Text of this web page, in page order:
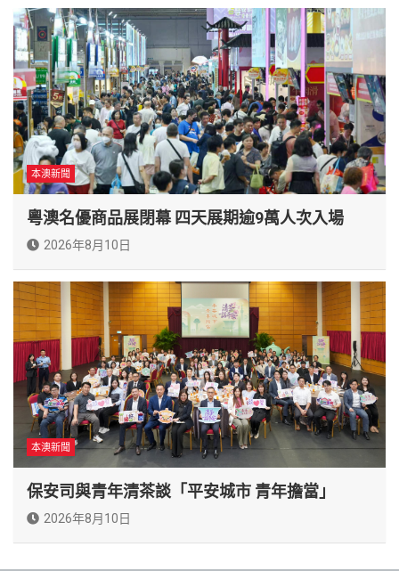
本澳新聞
粵澳名優商品展閉幕 四天展期逾9萬人次入場
2026年8月10日
本澳新聞
保安司與青年清茶談「平安城市 青年擔當」
2026年8月10日